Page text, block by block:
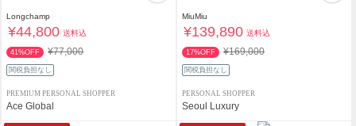
Longchamp
¥44,800 送料込
41%OFF ¥77,000
関税負担なし
PREMIUM PERSONAL SHOPPER
Ace Global
MiuMiu
¥139,890 送料込
17%OFF ¥169,000
関税負担なし
PERSONAL SHOPPER
Seoul Luxury